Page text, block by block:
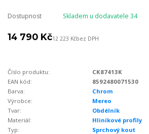
Dostupnost Skladem u dodavatele 34
14 790 Kč12 223 Kčbez DPH
Číslo produktu:
CK87413K
EAN kód:
8592480071530
Barva:
Chrom
Výrobce:
Mereo
Tvar:
Obdélník
Materiál:
Hliníkové profily
Typ:
Sprchový kout